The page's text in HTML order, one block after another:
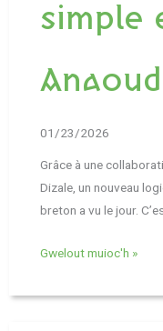
simple
01/23/2026
Grâce à une
Dizale, un nouveau
breton a vu le jour.
Gwelout muioc'h »